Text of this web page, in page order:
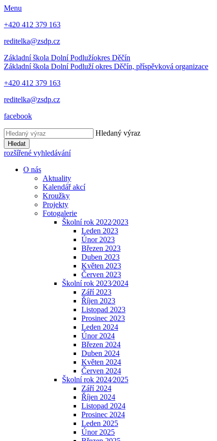
Menu
+420 412 379 163
reditelka@zsdp.cz
Základní škola Dolní Podlužíokres Děčín
Základní škola Dolní Podlužíokres Děčín, příspěvková organizace
+420 412 379 163
reditelka@zsdp.cz
facebook
Hledaný výraz
Hledat
rozšířené vyhledávání
O nás
Aktuality
Kalendář akcí
Kroužky
Projekty
Fotogalerie
Školní rok 2022⁄2023
Leden 2023
Únor 2023
Březen 2023
Duben 2023
Květen 2023
Červen 2023
Školní rok 2023⁄2024
Září 2023
Říjen 2023
Listopad 2023
Prosinec 2023
Leden 2024
Únor 2024
Březen 2024
Duben 2024
Květen 2024
Červen 2024
Školní rok 2024⁄2025
Září 2024
Říjen 2024
Listopad 2024
Prosinec 2024
Leden 2025
Únor 2025